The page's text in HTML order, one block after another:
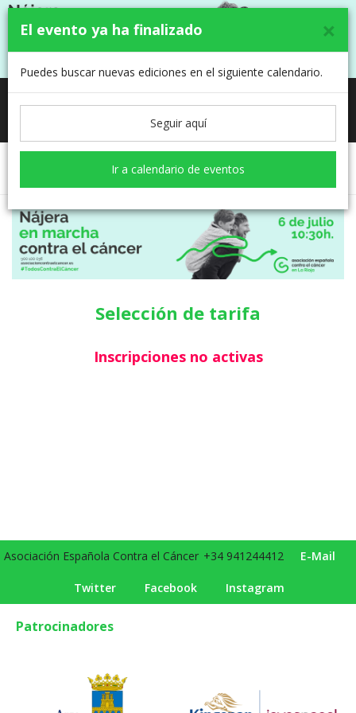
NÁJERA EN MARCHA CONTRA EL
Toggle
Selección de tarifa Formulario
Selección de tarifa
Inscripciones no activas
Asociación Española Contra el Cáncer +34 941244412 E-Mail
Twitter Facebook Instagram
Patrocinadores
×
El evento ya ha finalizado
Puedes buscar nuevas ediciones en el siguiente calendario.
Seguir aquí
Ir a calendario de eventos